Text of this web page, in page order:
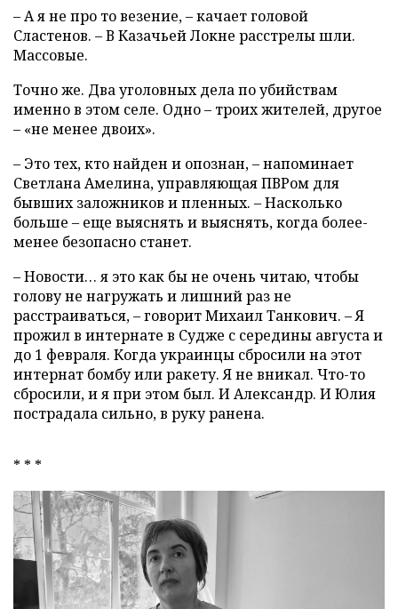
– А я не про то везение, – качает головой
Сластенов. – В Казачьей Локне расстрелы шли.
Массовые.
Точно же. Два уголовных дела по убийствам
именно в этом селе. Одно – троих жителей, другое
– «не менее двоих».
– Это тех, кто найден и опознан, – напоминает
Светлана Амелина, управляющая ПВРом для
бывших заложников и пленных. – Насколько
больше – еще выяснять и выяснять, когда более-
менее безопасно станет.
– Новости… я это как бы не очень читаю, чтобы
голову не нагружать и лишний раз не
расстраиваться, – говорит Михаил Танкович. – Я
прожил в интернате в Судже с середины августа и
до 1 февраля. Когда украинцы сбросили на этот
интернат бомбу или ракету. Я не вникал. Что-то
сбросили, и я при этом был. И Александр. И Юлия
пострадала сильно, в руку ранена.
* * *